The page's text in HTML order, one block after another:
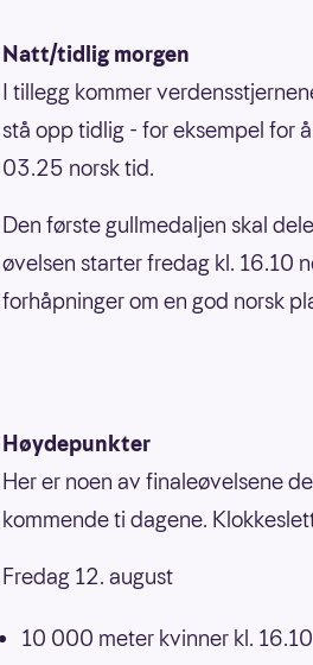
Natt/tidlig morgen
I tillegg kommer
stå opp tidlig - for eksempel for
03.25 norsk tid.
Den første gullmedaljen skal
øvelsen starter fredag kl. 16.10
forhåpninger om en god norsk
Høydepunkter
Her er noen av finaleøvelsene
kommende ti dagene.
Fredag 12. august
10 000 meter kvinner kl. 16.10